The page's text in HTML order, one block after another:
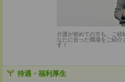
介護が初めての方も、ご経
なたに合った職場をご紹介
す！
待遇・福利厚生